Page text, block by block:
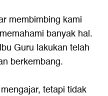
membimbing kami
banyak hal.
Guru lakukan telah
berkembang.
tetapi tidak